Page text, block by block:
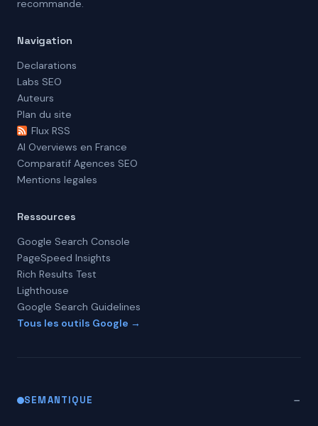
recommande.
Navigation
Declarations
Labs SEO
Auteurs
Plan du site
Flux RSS
AI Overviews en France
Comparatif Agences SEO
Mentions legales
Ressources
Google Search Console
PageSpeed Insights
Rich Results Test
Lighthouse
Google Search Guidelines
Tous les outils Google →
SEMANTIQUE